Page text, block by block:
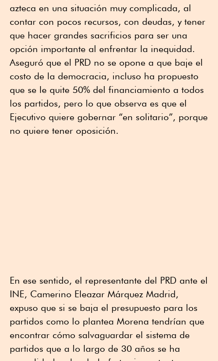
azteca en una situación muy complicada, al
contar con pocos recursos, con deudas, y tener
que hacer grandes sacrificios para ser una
opción importante al enfrentar la inequidad.
Aseguró que el PRD no se opone a que baje el
costo de la democracia, incluso ha propuesto
que se le quite 50% del financiamiento a todos
los partidos, pero lo que observa es que el
Ejecutivo quiere gobernar “en solitario”, porque
no quiere tener oposición.
En ese sentido, el representante del PRD ante el
INE, Camerino Eleazar Márquez Madrid,
expuso que si se baja el presupuesto para los
partidos como lo plantea Morena tendrían que
encontrar cómo salvaguardar el sistema de
partidos que a lo largo de 30 años se ha